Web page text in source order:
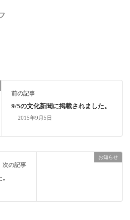
前の記事
9/5の文化新聞に掲載されました。
2015年9月5日
お知らせ
次の記事